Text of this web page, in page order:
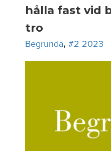
hålla fast vid
tro
Begrunda, #2 2023